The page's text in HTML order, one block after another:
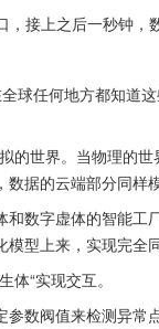
接上之后一秒钟，
全球任何地方都知道
的世界。当物理的
据的云端部分同样
数字虚体的智能
型上来，实现完全同
“实现交互。
数阀值来检测异